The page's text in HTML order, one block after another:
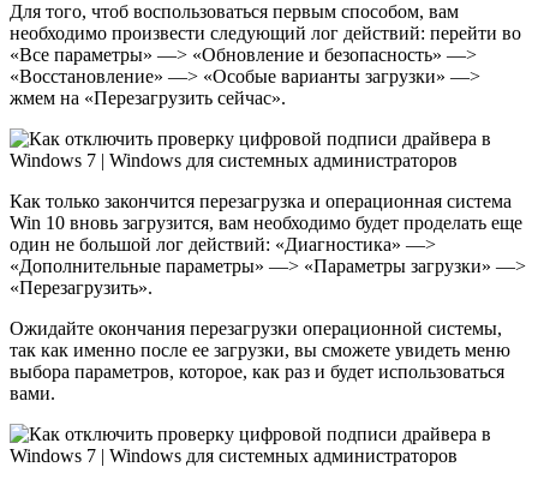
Для того, чтоб воспользоваться первым способом, вам
необходимо произвести следующий лог действий: перейти во
«Все параметры» —> «Обновление и безопасность» —>
«Восстановление» —> «Особые варианты загрузки» —>
жмем на «Перезагрузить сейчас».
Как только закончится перезагрузка и операционная система
Win 10 вновь загрузится, вам необходимо будет проделать еще
один не большой лог действий: «Диагностика» —>
«Дополнительные параметры» —> «Параметры загрузки» —>
«Перезагрузить».
Ожидайте окончания перезагрузки операционной системы,
так как именно после ее загрузки, вы сможете увидеть меню
выбора параметров, которое, как раз и будет использоваться
вами.